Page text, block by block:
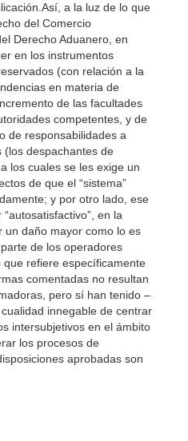
a la luz de lo que
del Comercio
Derecho Aduanero, en
en los instrumentos
(con relación a la
en materia de
de las facultades
competentes, y de
de responsabilidades a
(los despachantes de
los cuales se les exige un
de que el “sistema”
y por otro lado, ese
en la
un daño mayor como lo es
de los operadores
refiere específicamente
comentadas no resultan
pero sí han tenido –
innegable de centrar
intersubjetivos en el ámbito
los procesos de
aprobadas son